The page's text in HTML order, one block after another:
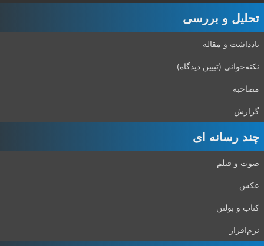
تحلیل و بررسی
یادداشت و مقاله
نکته‌خوانی (تبیین دیدگاه)
مصاحبه
گزارش
چند رسانه ای
صوت و فیلم
عکس
کتاب و بولتن
نرم‌افزار